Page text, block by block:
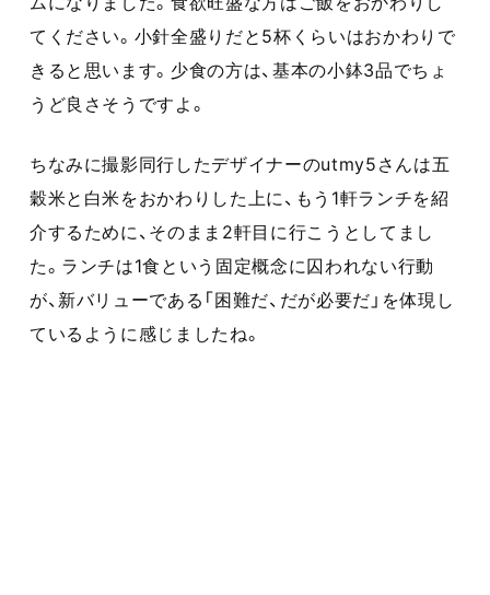
てください。小針全盛りだと5杯くらいはおかわりで
きると思います。少食の方は、基本の小鉢3品でちょ
うど良さそうですよ。
ちなみに撮影同行したデザイナーのutmy5さんは五
穀米と白米をおかわりした上に、もう1軒ランチを紹
介するために、そのまま2軒目に行こうとしてまし
た。ランチは1食という固定概念に囚われない行動
が、新バリューである「困難だ、だが必要だ」を体現し
ているように感じましたね。